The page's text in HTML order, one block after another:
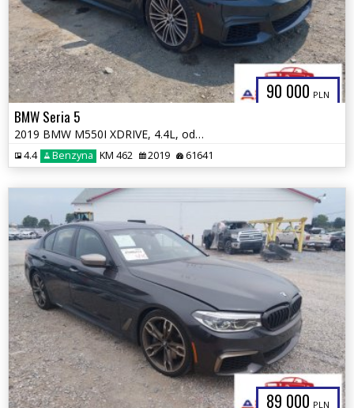
90 000 PLN
BMW Seria 5
2019 BMW M550I XDRIVE, 4.4L, od ubezpieczalni
4.4 Benzyna KM 462 2019 61641
89 000 PLN